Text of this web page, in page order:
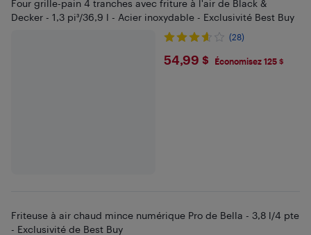
Four grille-pain 4 tranches avec friture à l'air de Black &
Decker - 1,3 pi³/36,9 l - Acier inoxydable - Exclusivité Best Buy
(28)
$54.99
54,99 $ Économisez 125 $
Friteuse à air chaud mince numérique Pro de Bella - 3,8 l/4 pte
- Exclusivité de Best Buy